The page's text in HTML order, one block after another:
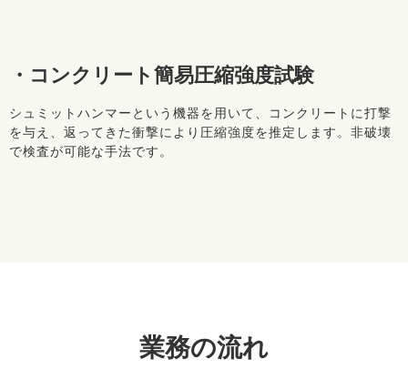
・コンクリート簡易圧縮強度試験
シュミットハンマーという機器を用いて、コンクリートに打撃
を与え、返ってきた衝撃により圧縮強度を推定します。非破壊
で検査が可能な手法です。
業務の流れ